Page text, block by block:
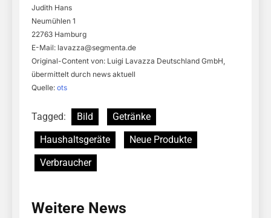
Judith Hans
Neumühlen 1
22763 Hamburg
E-Mail: lavazza@segmenta.de
Original-Content von: Luigi Lavazza Deutschland GmbH,
übermittelt durch news aktuell
Quelle: ots
Tagged: Bild
Getränke
Haushaltsgeräte
Neue Produkte
Verbraucher
Weitere News